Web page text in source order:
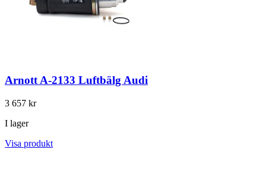
Arnott A-2133 Luftbälg Audi
3 657 kr
I lager
Visa produkt